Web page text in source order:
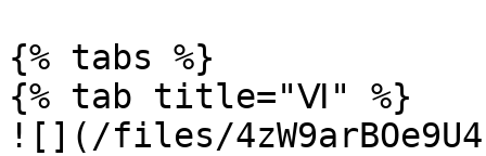
{% tabs %}
{% tab title="Ⅵ" %}
![](/files/